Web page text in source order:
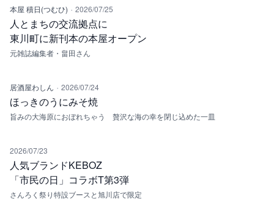
本屋 積日(つむひ) · 2026/07/25
人とまちの交流拠点に
東川町に新刊本の本屋オープン
元雑誌編集者・畠田さん
居酒屋わしん · 2026/07/24
ほっきのうにみそ焼
旨みの大海原におぼれちゃう 贅沢な海の幸を閉じ込めた一皿
2026/07/23
人気ブランドKEBOZ
「市民の日」コラボT第3弾
さんろく祭り特設ブースと旭川店で限定